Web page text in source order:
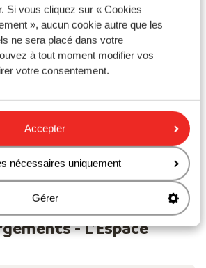
Si vous cliquez sur « Cookies
», aucun cookie autre que les
ne sera placé dans votre
à tout moment modifier vos
votre consentement.
Accepter
nécessaires uniquement
Gérer
ville: environ 600 mètres
pistes de ski environ 200
remontées mécaniques
et matériel de ski
mécaniques
ski
- L'Espace